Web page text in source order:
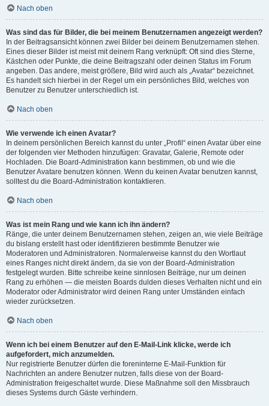
Nach oben
Was sind das für Bilder, die bei meinem Benutzernamen angezeigt werden?
In der Beitragsansicht können zwei Bilder bei deinem Benutzernamen stehen.
Eines dieser Bilder ist meist mit deinem Rang verknüpft: Oft sind dies Sterne,
Kästchen oder Punkte, die deine Beitragszahl oder deinen Status im Forum
angeben. Das andere, meist größere, Bild wird auch als „Avatar“ bezeichnet.
Es handelt sich hierbei in der Regel um ein persönliches Bild, welches von
Benutzer zu Benutzer unterschiedlich ist.
Nach oben
Wie verwende ich einen Avatar?
In deinem persönlichen Bereich kannst du unter „Profil“ einen Avatar über eine
der folgenden vier Methoden hinzufügen: Gravatar, Galerie, Remote oder
Hochladen. Die Board-Administration kann bestimmen, ob und wie die
Benutzer Avatare benutzen können. Wenn du keinen Avatar benutzen kannst,
solltest du die Board-Administration kontaktieren.
Nach oben
Was ist mein Rang und wie kann ich ihn ändern?
Ränge, die unter deinem Benutzernamen stehen, zeigen an, wie viele Beiträge
du bislang erstellt hast oder identifizieren bestimmte Benutzer wie
Moderatoren und Administratoren. Normalerweise kannst du den Wortlaut
eines Ranges nicht direkt ändern, da sie von der Board-Administration
festgelegt wurden. Bitte schreibe keine sinnlosen Beiträge, nur um deinen
Rang zu erhöhen — die meisten Boards dulden dieses Verhalten nicht und ein
Moderator oder Administrator wird deinen Rang unter Umständen einfach
wieder zurücksetzen.
Nach oben
Wenn ich bei einem Benutzer auf den E-Mail-Link klicke, werde ich
aufgefordert, mich anzumelden.
Nur registrierte Benutzer dürfen die foreninterne E-Mail-Funktion für
Nachrichten an andere Benutzer nutzen, falls diese von der Board-
Administration freigeschaltet wurde. Diese Maßnahme soll den Missbrauch
dieses Systems durch Gäste verhindern.